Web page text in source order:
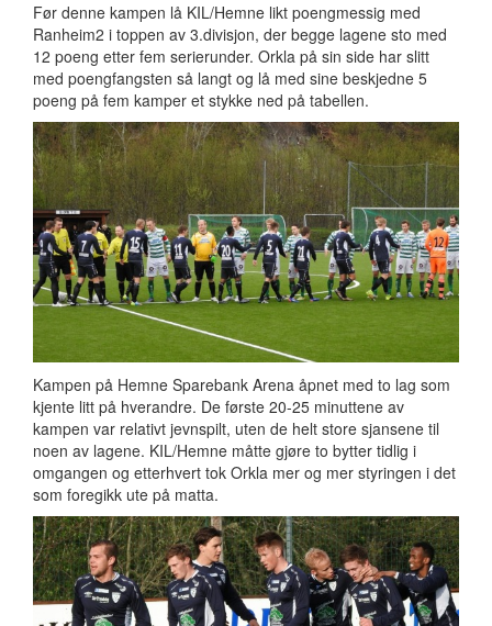
Før denne kampen lå KIL/Hemne likt poengmessig med
Ranheim2 i toppen av 3.divisjon, der begge lagene sto med
12 poeng etter fem serierunder. Orkla på sin side har slitt
med poengfangsten så langt og lå med sine beskjedne 5
poeng på fem kamper et stykke ned på tabellen.
Kampen på Hemne Sparebank Arena åpnet med to lag som
kjente litt på hverandre. De første 20-25 minuttene av
kampen var relativt jevnspilt, uten de helt store sjansene til
noen av lagene. KIL/Hemne måtte gjøre to bytter tidlig i
omgangen og etterhvert tok Orkla mer og mer styringen i det
som foregikk ute på matta.